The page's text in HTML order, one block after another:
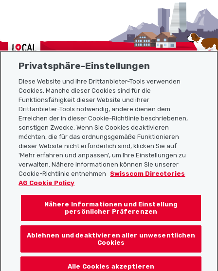
Localcities
Sitemap
Nützliche Links
Localcities App herunterladen
Folgt uns auf:
Privatsphäre-Einstellungen
Diese Website und ihre Drittanbieter-Tools verwenden
Cookies. Manche dieser Cookies sind für die
Funktionsfähigkeit dieser Website und ihrer
Drittanbieter-Tools notwendig, andere dienen dem
Erreichen der in dieser Cookie-Richtlinie beschriebenen,
sonstigen Zwecke. Wenn Sie Cookies deaktivieren
möchten, die für das ordnungsgemäße Funktionieren
dieser Website nicht erforderlich sind, klicken Sie auf
'Mehr erfahren und anpassen', um Ihre Einstellungen zu
verwalten. Nähere Informationen können Sie unserer
Cookie-Richtlinie entnehmen
Swisscom Directories
AG Cookie Policy
Nähere Informationen und Einstellung
persönlicher Präferenzen
Ablehnen und deaktivieren aller unwesentlichen
Cookies
Alle Cookies akzeptieren